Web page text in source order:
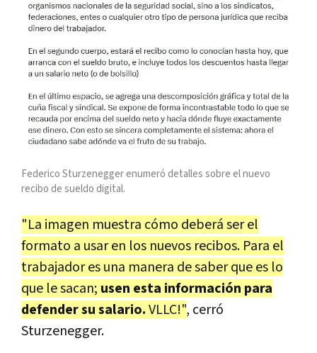
Federico Sturzenegger enumeró detalles sobre el nuevo
recibo de sueldo digital.
"La imagen muestra cómo deberá ser el
formato a usar en los nuevos recibos. Para el
trabajador es una manera de saber que es lo
que le sacan; usen esta información para
defender su salario.VLLC!", cerró
Sturzenegger.